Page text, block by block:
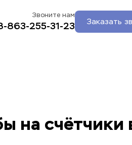
Звоните нам
863-255-31-23 Заказать
на счётчики